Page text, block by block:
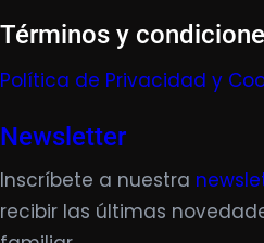
Términos y
Política de Privacidad y
Newsletter
Inscríbete a nuestra
recibir las últimas